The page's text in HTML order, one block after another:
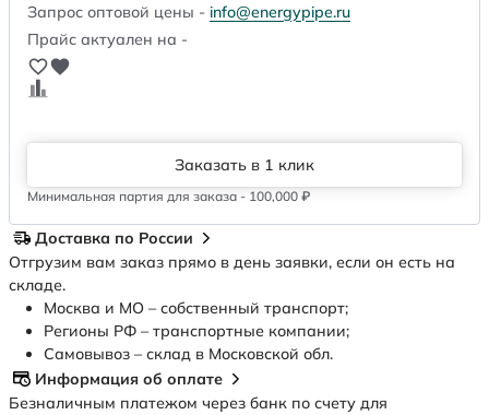
Запрос оптовой цены - info@energypipe.ru
Прайс актуален на -
Заказать в 1 клик
Минимальная партия для заказа - 100,000 ₽
Доставка по России
Отгрузим вам заказ прямо в день заявки, если он есть на
складе.
Москва и МО – собственный транспорт;
Регионы РФ – транспортные компании;
Самовывоз – склад в Московской обл.
Информация об оплате
Безналичным платежом через банк по счету для